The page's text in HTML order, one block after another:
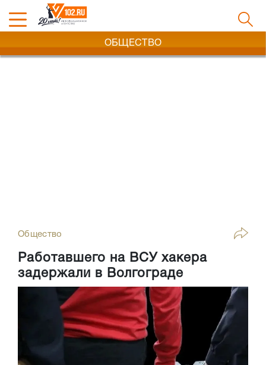
ОБЩЕСТВО
Общество
Работавшего на ВСУ хакера
задержали в Волгограде